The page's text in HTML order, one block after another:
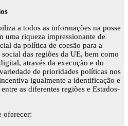
a todos as informações na posse
uma riqueza impressionante de
da política de coesão para a
das regiões da UE, bem como
através da execução e do
de prioridades políticas nos
igualmente a identificação e
as diferentes regiões e Estados-
oferecer: